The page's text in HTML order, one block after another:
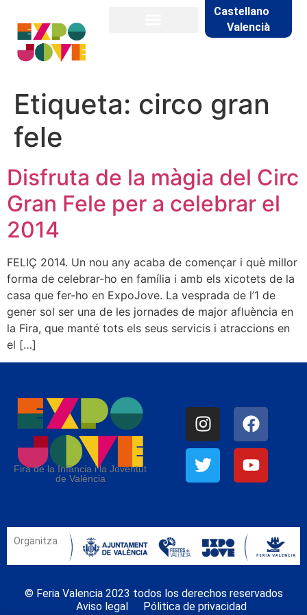
Castellano
Valencià
Etiqueta: circo gran
fele
Disfruta de la màgia del Circ
Gran Fele per a celebrar el
2014
FELIÇ 2014. Un nou any acaba de començar i què millor
forma de celebrar-ho en família i amb els xicotets de la
casa que fer-ho en ExpoJove. La vesprada de l’1 de
gener sol ser una de les jornades de major afluència en
la Fira, que manté tots els seus servicis i atraccions en
el […]
Fira de la Infància i la Joventut
de València
Organitza
© Feria Valencia 2023 todos los derechos reservados
Aviso legal
Pólitica de privacidad